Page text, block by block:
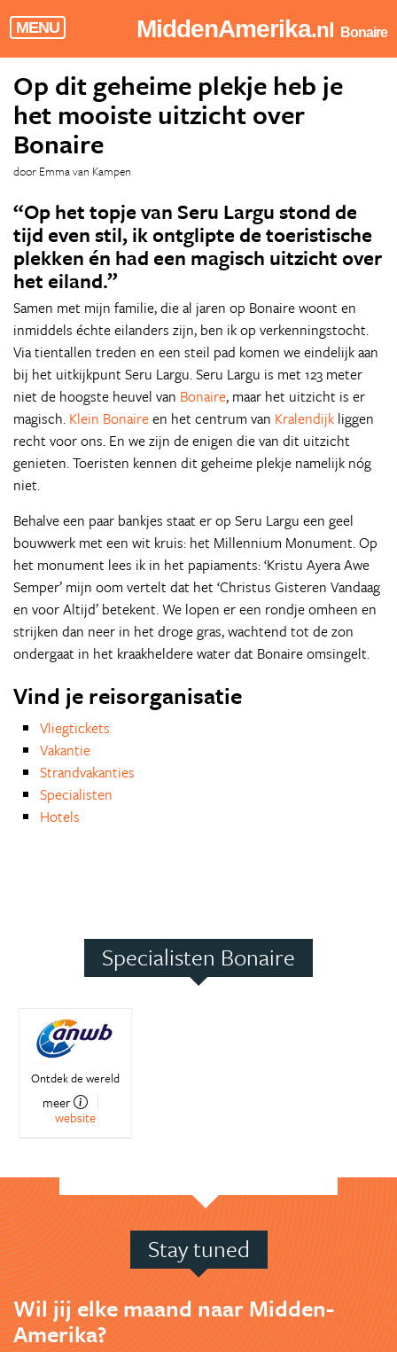
MENU MiddenAmerika.nl Bonaire
Op dit geheime plekje heb je
het mooiste uitzicht over
Bonaire
door Emma van Kampen
“Op het topje van Seru Largu stond de
tijd even stil, ik ontglipte de toeristische
plekken én had een magisch uitzicht over
het eiland.”
Samen met mijn familie, die al jaren op Bonaire woont en
inmiddels échte eilanders zijn, ben ik op verkenningstocht.
Via tientallen treden en een steil pad komen we eindelijk aan
bij het uitkijkpunt Seru Largu. Seru Largu is met 123 meter
niet de hoogste heuvel van Bonaire, maar het uitzicht is er
magisch. Klein Bonaireen het centrum van Kralendijk liggen
recht voor ons. En we zijn de enigen die van dit uitzicht
genieten. Toeristen kennen dit geheime plekje namelijk nóg
niet.
Behalve een paar bankjes staat er op Seru Largu een geel
bouwwerk met een wit kruis: het Millennium Monument. Op
het monument lees ik in het papiaments: ‘Kristu Ayera Awe
Semper’ mijn oom vertelt dat het ‘Christus Gisteren Vandaag
en voor Altijd’ betekent. We lopen er een rondje omheen en
strijken dan neer in het droge gras, wachtend tot de zon
ondergaat in het kraakheldere water dat Bonaire omsingelt.
Vind je reisorganisatie
Vliegtickets
Vakantie
Strandvakanties
Specialisten
Hotels
Specialisten Bonaire
Ontdek de wereld
meer
website
Stay tuned
Wil jij elke maand naar Midden-
Amerika?